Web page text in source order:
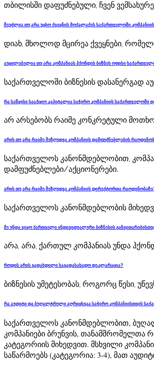
თბილისში დაფუძნებული, ჩვენ
შეუძლია თუ არა უცხო ქვეყნის მოქალაქეს საქართველოში კომპანიის
დიახ, მხოლოდ მცირეა ქვეყნები,
აუცილებელია თუ არა კომპანიას ჰქონდეს ბიზნეს ოფისი
საქართველოში ბიზნესის დასანერგად
რა საწყისი სააქციო კაპიტალია საჭირო კომპანიის საქართველოში
არ არსებობს რაიმე კონკრეტული
არის თუ არა რაიმე შეზღუდვა კომპანიის დამფუძნებლების
საქართველოს კანონმდებლობით,
დამფუძნებლები/აქციონერები.
არის თუ არა რაიმე შეზღუდვა კომპანიის დირექტორთა
საქართველოს კანონმდებლობის
მე უნდა ვიყო ქართველი ინდივიდუალური ბიზნესის
არა, არა, ქართულ კომპანიას უნდა
როდის არის გადახდილი საგადასახადო დეკლარაცია?
ბიზნესის უმეტესობას, როგორც წესი,
რა აუდიტი და ბუღალტრული აღრიცხვაა საჭირო კომპანიისთვის
საქართველოს კანონმდებლობით,
კომპანიები ბრუნვის, თანამშრომელთა
კატეგორიის მიხედვით. მსხვილი
საწარმოებს (კატეგორია: 3-4), მათ